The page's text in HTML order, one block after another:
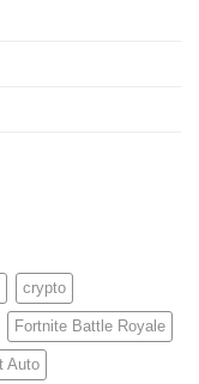
crypto
Fortnite Battle Royale
Auto